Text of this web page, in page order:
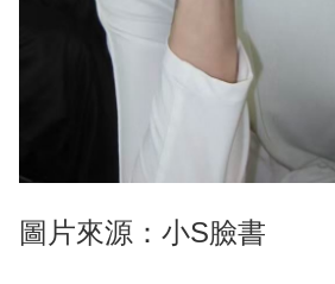
圖片來源：小S臉書